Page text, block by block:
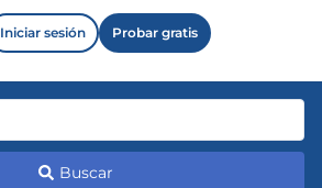
Iniciar sesión Probar gratis
Buscar